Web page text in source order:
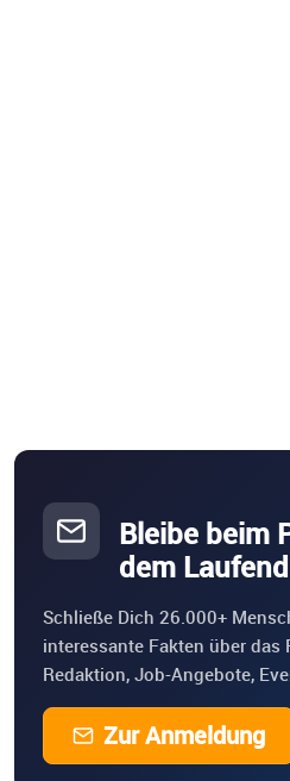
Bleibe beim
dem
Schließe Dich 26.000+
interessante Fakten über
Redaktion, Job-Angebote,
Zur Anmeldung